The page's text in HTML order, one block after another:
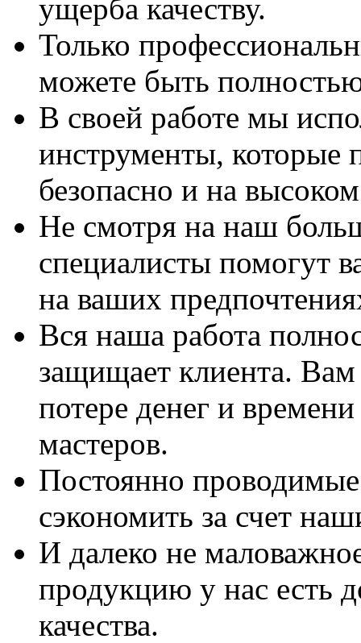
ущерба качеству.
Только
можете быть
В своей работе мы
инструменты, которые
безопасно и на
Не смотря на наш
специалисты помогут
на ваших
Вся наша работа
защищает клиента. Вам
потере денег и
мастеров.
Постоянно
сэкономить за счет
И далеко не
продукцию у нас есть
качества.